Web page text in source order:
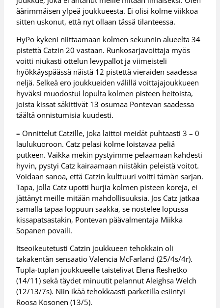
äärimmäisen ylpeä joukkueesta. Ei olisi kolme viikkoa
sitten uskonut, että nyt ollaan tässä tilanteessa.
HyPo kykeni niittaamaan kolmen sekunnin alueelta 34
pistettä Catzin 20 vastaan. Runkosarjavoittaja myös
voitti niukasti ottelun levypallot ja viimeisteli
hyökkäyspäässä näistä 12 pistettä vieraiden saadessa
neljä. Selkeä ero joukkueiden välillä voittajajoukkueen
hyväksi muodostui lopulta kolmen pisteen heitoista,
joista kissat säkittivät 13 osumaa Pontevan saadessa
täältä onnistumisia kuudesti.
– Onnittelut Catzille, joka laittoi meidät puhtaasti 3 – 0
laulukuoroon. Catz pelasi kolme loistavaa peliä
putkeen. Vaikka mekin pystyimme pelaamaan kahdesti
hyvin, pystyi Catz kairaamaan niistäkin peleistä voitot.
Voidaan sanoa, että Catzin kulttuuri voitti tämän sarjan.
Tapa, jolla Catz upotti hurjia kolmen pisteen koreja, ei
jättänyt meille mitään mahdollisuuksia. Jos Catz jatkaa
samalla tapaa loppuun saakka, se nostelee lopussa
kissapatsastakin, Pontevan päävalmentaja Miikka
Sopanen povaili.
Itseoikeutetusti Catzin joukkueen tehokkain oli
takakentän sensaatio Valencia McFarland (25/4s/4r).
Tupla-tuplan joukkueelle taistelivat Elena Reshetko
(14/11) sekä täydet minuutit pelannut Aleighsa Welch
(12/13/7s). Niin ikää tehokkaasti parketilla esiintyi
Roosa Kosonen (13/5).